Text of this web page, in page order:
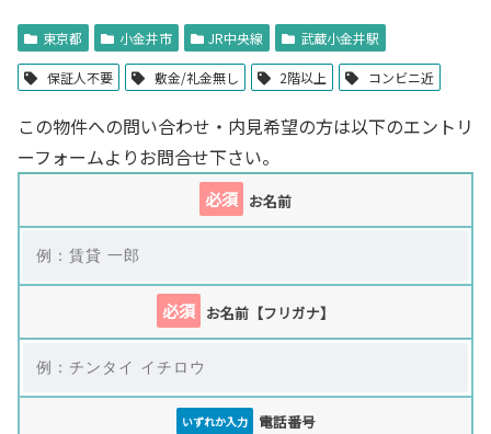
東京都 小金井市 JR中央線 武蔵小金井駅
保証人不要 敷金/礼金無し 2階以上 コンビニ近
この物件への問い合わせ・内見希望の方は以下のエントリ
ーフォームよりお問合せ下さい。
必須 お名前
必須 お名前【フリガナ】
いずれか入力 電話番号